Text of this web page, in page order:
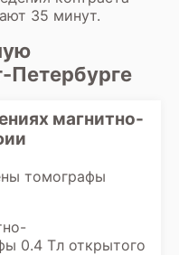
35 минут.
Петербурге
магнитно-
томографы
0.4 Тл открытого